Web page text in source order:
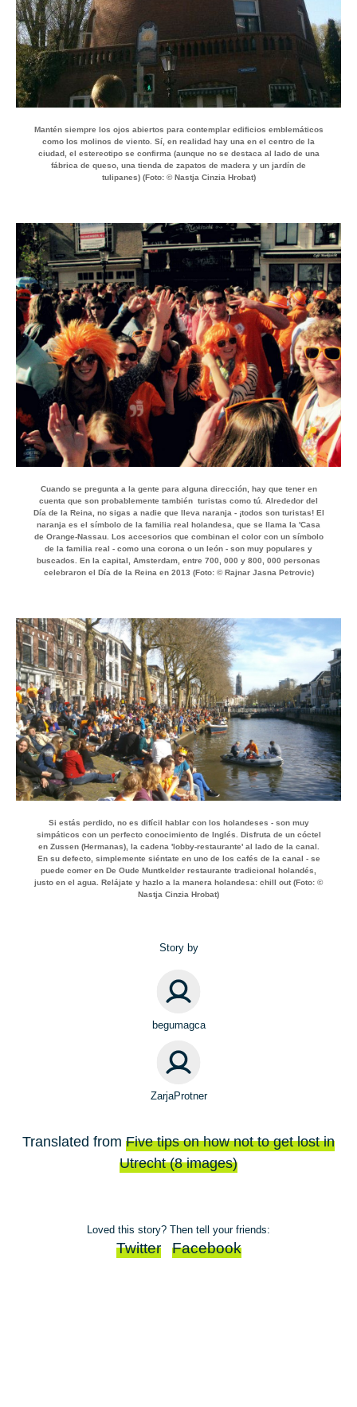
Mantén siempre los ojos abiertos para contemplar edificios emblemáticos
como los molinos de viento. Sí, en realidad hay una en el centro de la
ciudad, el estereotipo se confirma (aunque no se destaca al lado de una
fábrica de queso, una tienda de zapatos de madera y un jardín de
tulipanes) (Foto: © Nastja Cinzia Hrobat)
Cuando se pregunta a la gente para alguna dirección, hay que tener en
cuenta que son probablemente también turistas como tú. Alrededor del
Día de la Reina, no sigas a nadie que lleva naranja - ¡todos son turistas! El
naranja es el símbolo de la familia real holandesa, que se llama la 'Casa
de Orange-Nassau. Los accesorios que combinan el color con un símbolo
de la familia real - como una corona o un león - son muy populares y
buscados. En la capital, Amsterdam, entre 700, 000 y 800, 000 personas
celebraron el Día de la Reina en 2013 (Foto: © Rajnar Jasna Petrovic)
Si estás perdido, no es difícil hablar con los holandeses - son muy
simpáticos con un perfecto conocimiento de Inglés. Disfruta de un cóctel
en Zussen (Hermanas), la cadena 'lobby-restaurante' al lado de la canal.
En su defecto, simplemente siéntate en uno de los cafés de la canal - se
puede comer en De Oude Muntkelder restaurante tradicional holandés,
justo en el agua. Relájate y hazlo a la manera holandesa: chill out (Foto: ©
Nastja Cinzia Hrobat)
Story by
begumagca
ZarjaProtner
Translated from Five tips on how not to get lost in
Utrecht (8 images)
Loved this story? Then tell your friends:
Twitter Facebook